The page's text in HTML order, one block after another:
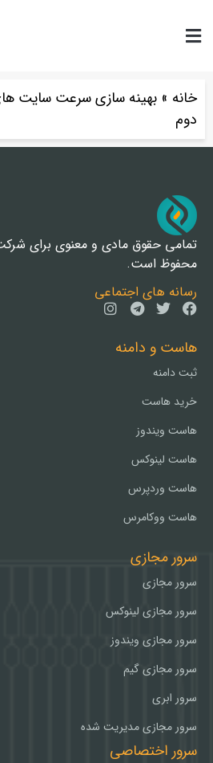
خانه » بهینه سازی سرعت سایت
دوم
تمامی حقوق مادی و معنوی برای شرکت
محفوظ است.
رسانه های اجتماعی
هاست و دامنه
ثبت دامنه
خرید هاست
هاست ویندوز
هاست لینوکس
هاست وردپرس
هاست ووکامرس
سرور مجازی
سرور مجازی
سرور مجازی لینوکس
سرور مجازی ویندوز
سرور مجازی گیم
سرور ابری
سرور مجازی مدیریت شده
سرور اختصاصی